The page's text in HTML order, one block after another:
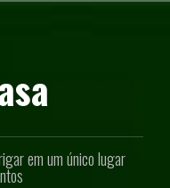
em um único lugar